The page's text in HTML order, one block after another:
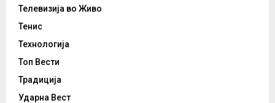
Телевизија во Живо
Тенис
Технологија
Топ Вести
Традиција
Ударна Вест